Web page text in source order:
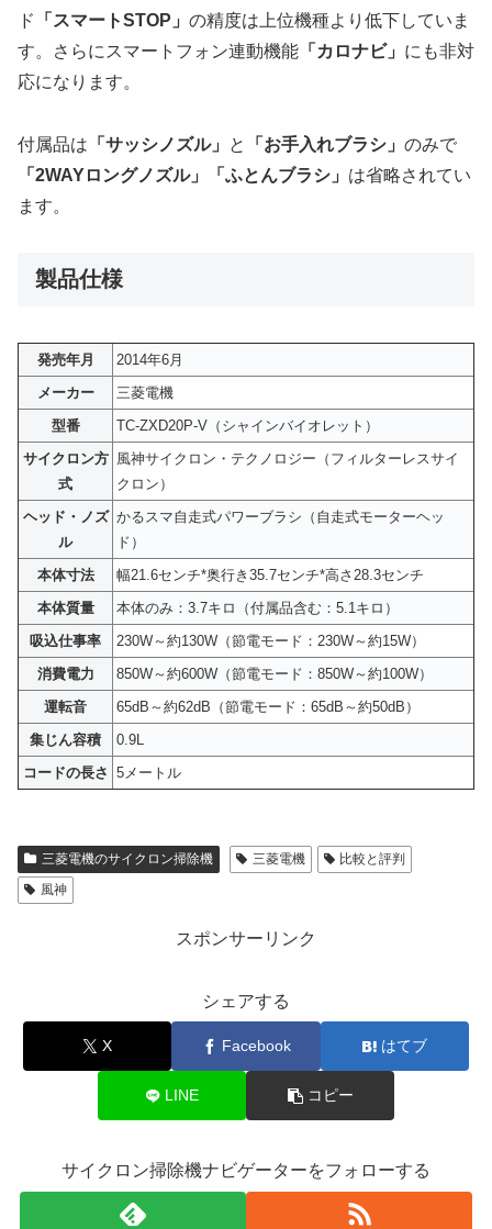
ド
「スマートSTOP」 の精度は上位機種より低下していま
す。さらにスマートフォン連動機能 「カロナビ」 にも非対
応になります。
付属品は 「サッシノズル」 と 「お手入れブラシ」 のみで
「2WAYロングノズル」「ふとんブラシ」 は省略されてい
ます。
製品仕様
発売年月
2014年6月
メーカー
三菱電機
型番
TC-ZXD20P-V（シャインバイオレット）
サイクロン方
式
風神サイクロン・テクノロジー（フィルターレスサイ
クロン）
ヘッド・ノズ
ル
かるスマ自走式パワーブラシ（自走式モーターヘッ
ド）
本体寸法
幅21.6センチ*奥行き35.7センチ*高さ28.3センチ
本体質量
本体のみ：3.7キロ（付属品含む：5.1キロ）
吸込仕事率
230W～約130W（節電モード：230W～約15W）
消費電力
850W～約600W（節電モード：850W～約100W）
運転音
65dB～約62dB（節電モード：65dB～約50dB）
集じん容積
0.9L
コードの長さ 5メートル
三菱電機のサイクロン掃除機 三菱電機
比較と評判
風神
スポンサーリンク
シェアする
X Facebook はてブ
LINE コピー
サイクロン掃除機ナビゲーターをフォローする